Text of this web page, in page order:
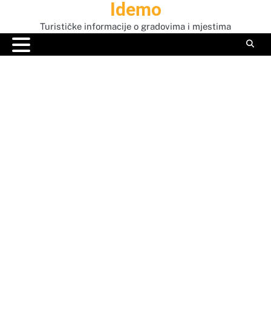
content
Idemo
Turističke informacije o gradovima i mjestima